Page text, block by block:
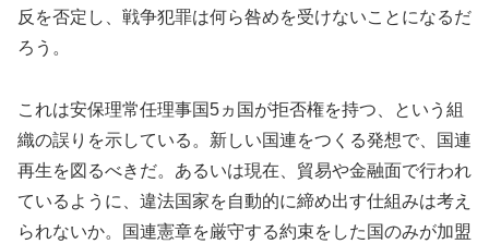
反を否定し、戦争犯罪は何ら咎めを受けないことになるだ
ろう。
これは安保理常任理事国5ヵ国が拒否権を持つ、という組
織の誤りを示している。新しい国連をつくる発想で、国連
再生を図るべきだ。あるいは現在、貿易や金融面で行われ
ているように、違法国家を自動的に締め出す仕組みは考え
られないか。国連憲章を厳守する約束をした国のみが加盟